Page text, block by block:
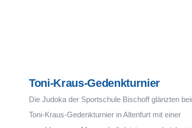
Toni-Kraus-Gedenkturnier
Die Judoka der Sportschule Bischoff glänzten
Toni-Kraus-Gedenkturnier in Altenfurt mit einer